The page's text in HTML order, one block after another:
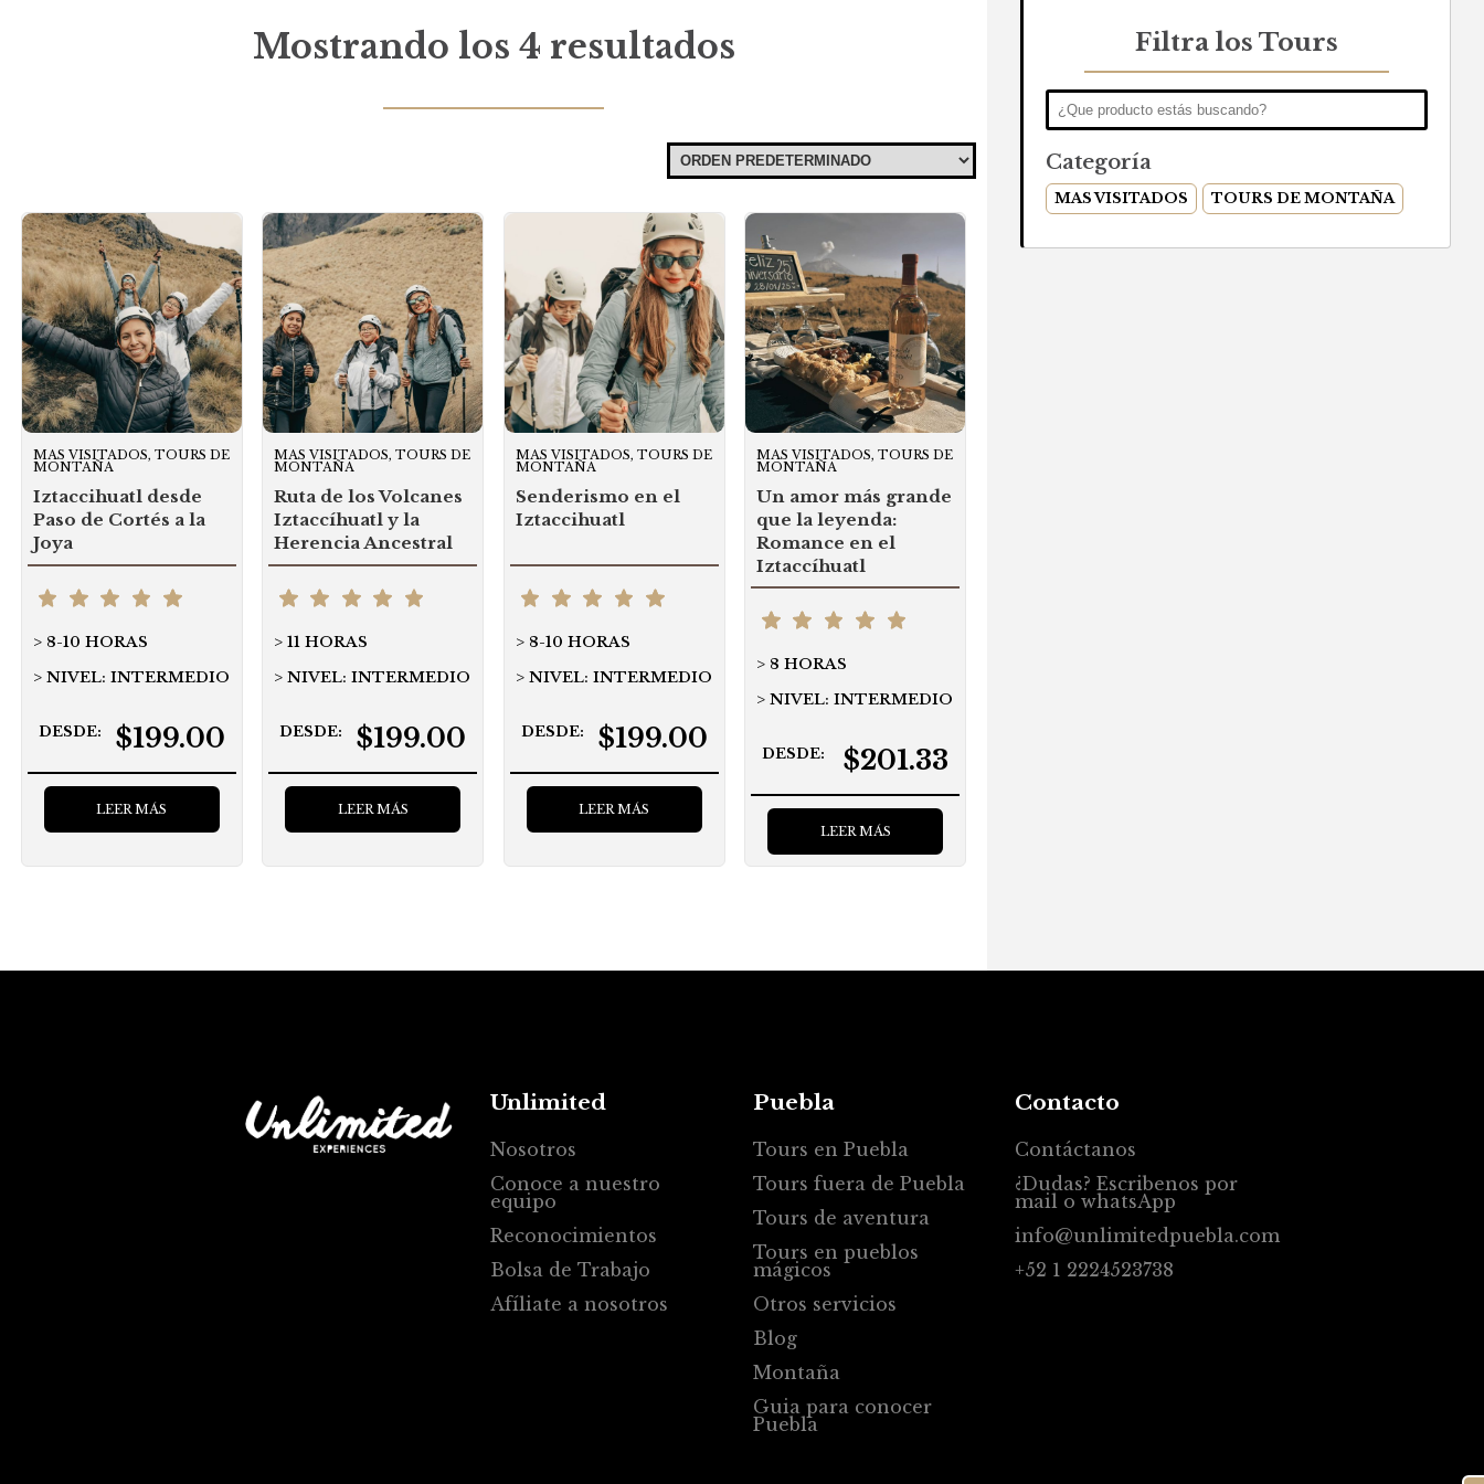
Mostrando los 4 resultados
MAS VISITADOS, TOURS DE
MONTAÑA
Iztaccihuatl desde
Paso de Cortés a la
Joya
8-10 HORAS
NIVEL: INTERMEDIO
DESDE: $199.00
LEER MÁS
MAS VISITADOS, TOURS DE
MONTAÑA
Ruta de los Volcanes
Iztaccíhuatl y la
Herencia Ancestral
11 HORAS
NIVEL: INTERMEDIO
DESDE: $199.00
LEER MÁS
MAS VISITADOS, TOURS DE
MONTAÑA
Senderismo en el
Iztaccihuatl
8-10 HORAS
NIVEL: INTERMEDIO
DESDE: $199.00
LEER MÁS
MAS VISITADOS, TOURS DE
MONTAÑA
Un amor más grande
que la leyenda:
Romance en el
Iztaccíhuatl
8 HORAS
NIVEL: INTERMEDIO
DESDE: $201.33
LEER MÁS
Filtra los Tours
Categoría
MAS VISITADOS TOURS DE MONTAÑA
Unlimited
Nosotros
Conoce a nuestro
equipo
Reconocimientos
Bolsa de Trabajo
Afíliate a nosotros
Puebla
Tours en Puebla
Tours fuera de Puebla
Tours de aventura
Tours en pueblos
mágicos
Otros servicios
Blog
Montaña
Guia para conocer
Puebla
Contacto
Contáctanos
¿Dudas? Escribenos por
mail o whatsApp
info@unlimitedpuebla.com
+52 1 2224523738